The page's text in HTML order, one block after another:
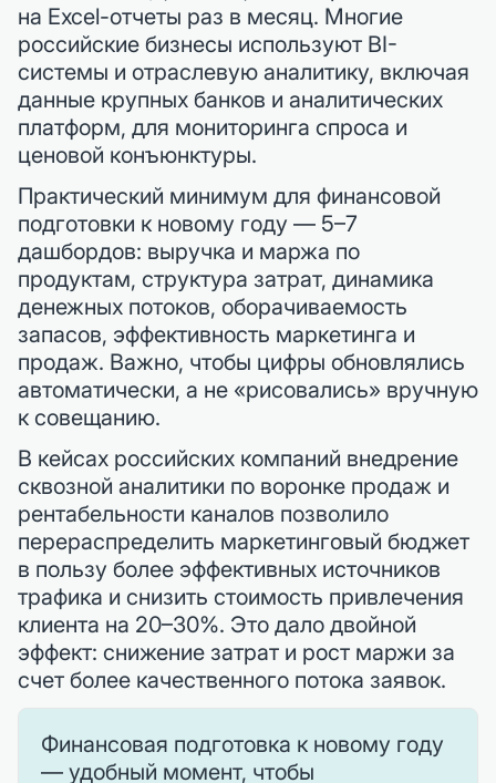
на Excel-отчеты раз в месяц. Многие
российские бизнесы используют BI-
системы и отраслевую аналитику, включая
данные крупных банков и аналитических
платформ, для мониторинга спроса и
ценовой конъюнктуры.
Практический минимум для финансовой
подготовки к новому году — 5–7
дашбордов: выручка и маржа по
продуктам, структура затрат, динамика
денежных потоков, оборачиваемость
запасов, эффективность маркетинга и
продаж. Важно, чтобы цифры обновлялись
автоматически, а не «рисовались» вручную
к совещанию.
В кейсах российских компаний внедрение
сквозной аналитики по воронке продаж и
рентабельности каналов позволило
перераспределить маркетинговый бюджет
в пользу более эффективных источников
трафика и снизить стоимость привлечения
клиента на 20–30%. Это дало двойной
эффект: снижение затрат и рост маржи за
счет более качественного потока заявок.
Финансовая подготовка к новому году
— удобный момент, чтобы